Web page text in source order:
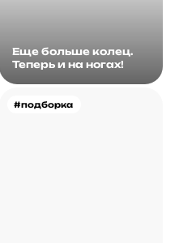
Еще больше колец.
Теперь и на ногах!
#подборка